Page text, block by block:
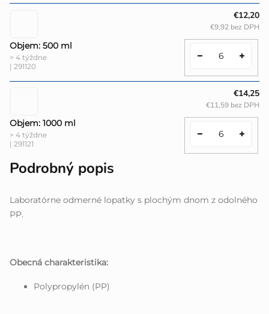
Objem: 500 ml
> 4 týždne
| 291120
€12,20
€9,92 bez DPH
Objem: 1000 ml
> 4 týždne
| 291121
€14,25
€11,59 bez DPH
Podrobný popis
Laboratórne odmerné lopatky s plochým dnom z odolného
PP.
Obecná charakteristika:
Polypropylén (PP)